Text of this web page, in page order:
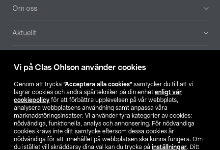
Vi på Clas Ohlson använder cookies
Genom att trycka ”Acceptera alla cookies” samtycker du till att vi
lagrar cookies och andra spårtekniker på din enhet enligt vår
cookiepolicy för att förbättra upplevelsen på vår webbplats,
analysera webbplatsens användning samt anpassa våra
marknadsföringsinsatser. Vi använder fyra kategorier av cookies:
nödvändiga, funktionella, analys och annonsering. För nödvändiga
cookies krävs inte ditt samtycke eftersom dessa cookies är
nödvändiga för att innehållet på webbplatsen ska kunna fungera. Om
du istället vill skräddarsy dina val kan du trycka på inställningar. Ditt
Om oss
Aktuellt
Hitta butik
SE NO FI